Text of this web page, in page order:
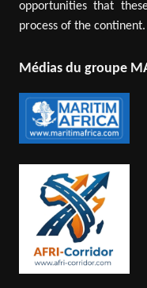
opportunities that
process of the continent.
Médias du groupe